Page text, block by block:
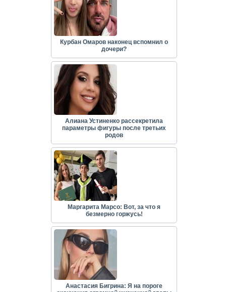
Курбан Омаров наконец вспомнил о
дочери?
Алиана Устиненко рассекретила
параметры фигуры после третьих
родов
Маргарита Марсо: Вот, за что я
безмерно горжусь!
Анастасия Бигрина: Я на пороге